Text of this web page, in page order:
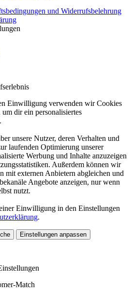
und Widerrufsbelehrung
Einwilligung verwenden wir Cookies
dir ein personalisiertes
unsere Nutzer, deren Verhalten und
laufenden Optimierung unserer
Werbung und Inhalte anzuzeigen
Außerdem können wir
mit externen Anbietern abgleichen und
Angebote anzeigen, nur wenn
nutzt.
Einwilligung in den Einstellungen
.
Einstellungen anpassen
Match